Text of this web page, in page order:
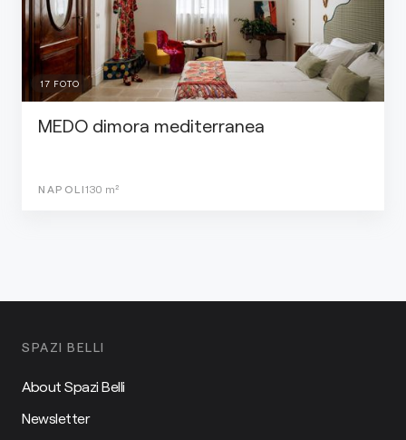
17 FOTO
MEDO dimora mediterranea
NAPOLI130 m²
SPAZI BELLI
About Spazi Belli
Newsletter